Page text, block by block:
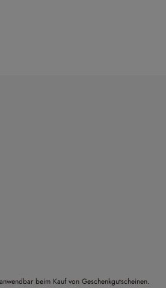
beim Kauf von Geschenkgutscheinen.